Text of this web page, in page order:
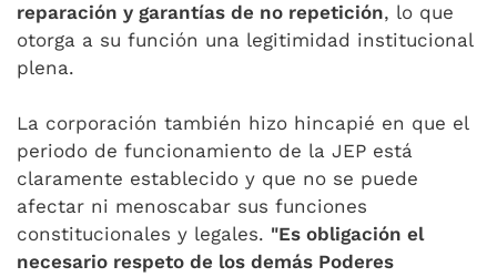
reparación y garantías de no repetición, lo que
otorga a su función una legitimidad institucional
plena.
La corporación también hizo hincapié en que el
periodo de funcionamiento de la JEP está
claramente establecido y que no se puede
afectar ni menoscabar sus funciones
constitucionales y legales. "Es obligación el
necesario respeto de los demás Poderes